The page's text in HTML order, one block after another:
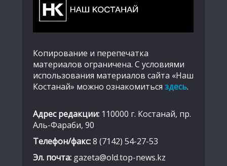
Копирование и перепечатка
материалов ограничена. С условиями
использования материалов сайта «Наш
Костанай» можно ознакомиться здесь.
Адрес редакции: 110000 г. Костанай, пр.
Аль-Фараби, 90
Телефон/факс:8 (7142) 54-27-53
Эл. почта: gazeta@old.top-news.kz